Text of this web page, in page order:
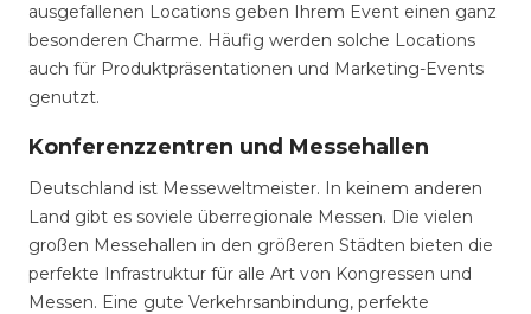
ausgefallenen Locations geben Ihrem Event einen ganz
besonderen Charme. Häufig werden solche Locations
auch für Produktpräsentationen und Marketing-Events
genutzt.
Konferenzzentren und Messehallen
Deutschland ist Messeweltmeister. In keinem anderen
Land gibt es soviele überregionale Messen. Die vielen
großen Messehallen in den größeren Städten bieten die
perfekte Infrastruktur für alle Art von Kongressen und
Messen. Eine gute Verkehrsanbindung, perfekte